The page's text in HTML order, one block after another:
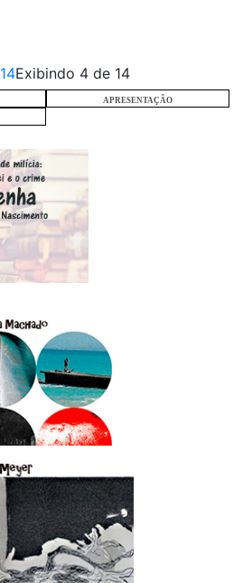
14Exibindo 4 de 14
APRESENTAÇÃO